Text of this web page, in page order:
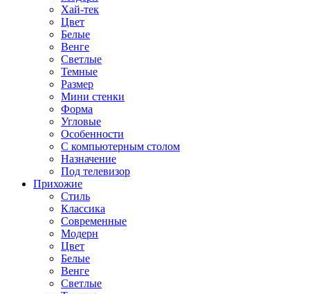
Хай-тек
Цвет
Белые
Венге
Светлые
Темные
Размер
Мини стенки
Форма
Угловые
Особенности
С компьютерным столом
Назначение
Под телевизор
Прихожие
Стиль
Классика
Современные
Модерн
Цвет
Белые
Венге
Светлые